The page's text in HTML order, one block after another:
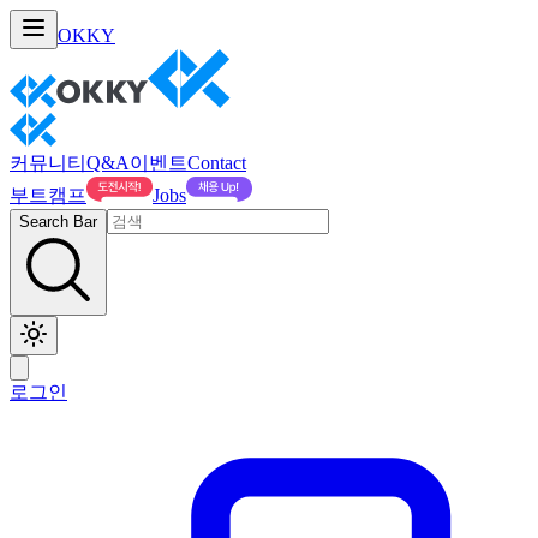
OKKY
커뮤니티 Q&A이벤트Contact
부트캠프
Jobs
Search Bar
로그인